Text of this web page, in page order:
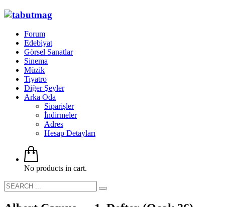
Forum
Edebiyat
Görsel Sanatlar
Sinema
Müzik
Tiyatro
Diğer Şeyler
Arka Oda
Siparişler
İndirmeler
Adres
Hesap Detayları
No products in cart.